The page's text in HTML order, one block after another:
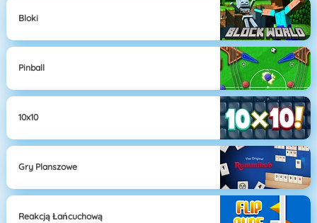
Bloki
Pinball
10x10
Gry Planszowe
Reakcją Łańcuchową